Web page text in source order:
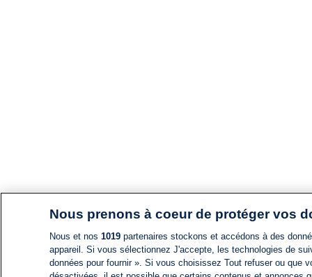
Nous prenons à coeur de protéger vos
Nous et nos 1019partenaires stockons et accédons à des
appareil. Si vous sélectionnez J'accepte, les technologies de
données pour fournir ». Si vous choisissez Tout refuser ou